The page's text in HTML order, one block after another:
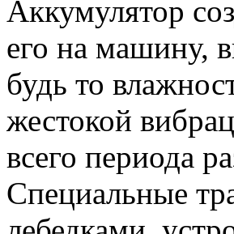
Аккумулятор
его на машину,
будь то
жестокой
всего периода
Специальные